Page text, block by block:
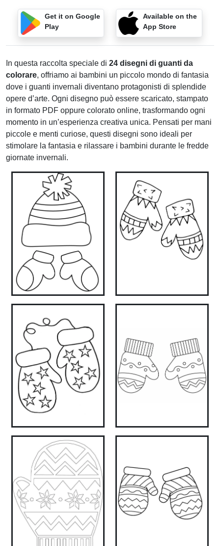
Get it on Google
Play
Available on the
App Store
In questa raccolta speciale di 24 disegni di guanti da
colorare, offriamo ai bambini un piccolo mondo di fantasia
dove i guanti invernali diventano protagonisti di splendide
opere d’arte. Ogni disegno può essere scaricato, stampato
in formato PDF oppure colorato online, trasformando ogni
momento in un’esperienza creativa unica. Pensati per mani
piccole e menti curiose, questi disegni sono ideali per
stimolare la fantasia e rilassare i bambini durante le fredde
giornate invernali.